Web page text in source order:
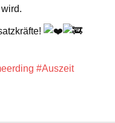
#Auszeit